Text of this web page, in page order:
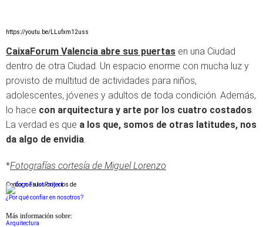
https://youtu.be/LLufxm12uss
CaixaForum Valencia abre sus puertas en una Ciudad
dentro de otra Ciudad. Un espacio enorme con mucha luz y
provisto de multitud de actividades para niños,
adolescentes, jóvenes y adultos de toda condición. Además,
lo hace con arquitectura y arte por los cuatro costados.
La verdad es que a los que, somos de otras latitudes, nos
da algo de envidia.
*Fotografías cortesía de Miguel Lorenzo
Conforme a los criterios de
¿Por qué confiar en nosotros?
Más información sobre:
Arquitectura